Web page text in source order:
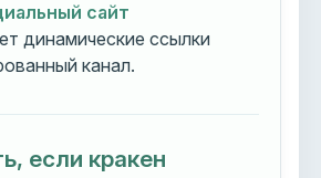
сайт
динамические ссылки
канал.
если кракен